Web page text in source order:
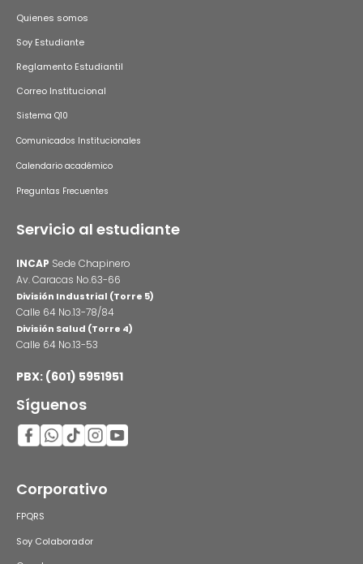
Quienes somos
Soy Estudiante
Reglamento Estudiantil
Correo Institucional
Sistema Q10
Comunicados Institucionales
Calendario académico
Preguntas Frecuentes
Servicio al estudiante
INCAP Sede Chapinero
Av. Caracas No.63-66
División Industrial (Torre 5)
Calle 64 No.13-78/84
División Salud (Torre 4)
Calle 64 No.13-53
PBX: (601) 5951951
Síguenos
Corporativo
FPQRS
Soy Colaborador